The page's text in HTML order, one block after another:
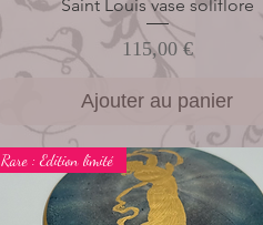
Saint Louis vase soliflore
Prix
115,00 €
Ajouter au panier
Rare : Edition limité